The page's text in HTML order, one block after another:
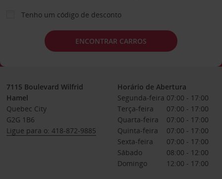
Tenho um código de desconto
ENCONTRAR CARROS
7115 Boulevard Wilfrid
Hamel
Quebec City
G2G 1B6
Ligue para o: 418-872-9885
Horário de Abertura
Segunda-feira 07:00 - 17:00
Terça-feira
07:00 - 17:00
Quarta-feira
07:00 - 17:00
Quinta-feira
07:00 - 17:00
Sexta-feira
07:00 - 17:00
Sábado
08:00 - 12:00
Domingo
12:00 - 17:00